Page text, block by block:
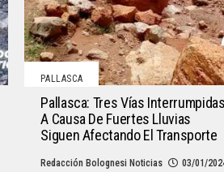
PALLASCA
Pallasca: Tres Vías
A Causa De Fuertes Lluvias
Siguen Afectando El Transporte
Redacción Bolognesi Noticias 03/01/